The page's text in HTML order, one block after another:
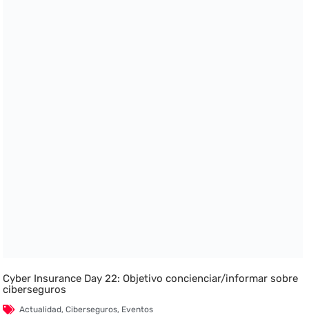
Cyber Insurance Day 22: Objetivo concienciar/informar sobre
ciberseguros
Actualidad,Ciberseguros, Eventos